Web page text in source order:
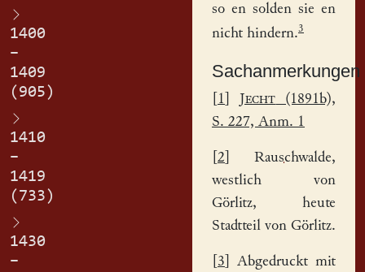
1400
–
1409
(905)
1410
–
1419
(733)
1430
–
so en solden sie en
nicht hindern.3
Sachanmerkungen
1 Jecht (1891b),
S. 227, Anm. 1
2 Rauschwalde,
westlich von
Görlitz, heute
Stadtteil von Görlitz.
3 ] Abgedruckt mit